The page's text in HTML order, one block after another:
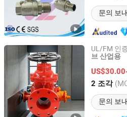
문의 보
UL/FM 인
브 산업용
2 조각
문의 보
Qingdao Huaguan Valve Co., Ltd.
Shandong, China 이